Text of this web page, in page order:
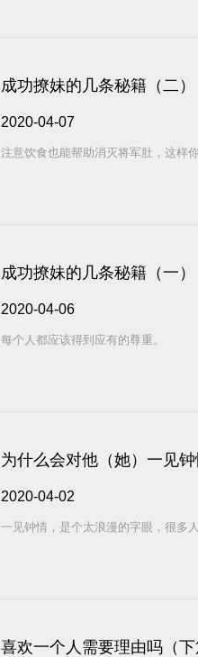
成功撩妹的几条秘籍（二）
2020-04-07
注意饮食也能帮助消灭将军肚，这样
成功撩妹的几条秘籍（一）
2020-04-06
每个人都应该得到应有的尊重。
为什么会对他（她）一见
2020-04-02
一见钟情，是个太浪漫的字眼，很多
喜欢一个人需要理由吗（